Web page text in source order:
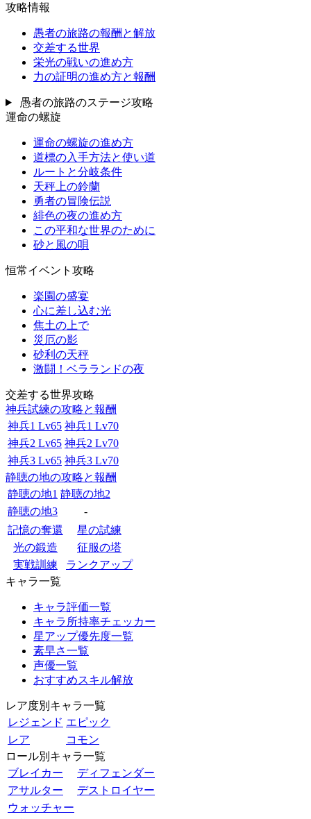
攻略情報
愚者の旅路の報酬と解放
交差する世界
栄光の戦いの進め方
力の証明の進め方と報酬
愚者の旅路のステージ攻略
運命の螺旋
運命の螺旋の進め方
道標の入手方法と使い道
ルートと分岐条件
天秤上の鈴蘭
勇者の冒険伝説
緋色の夜の進め方
この平和な世界のために
砂と風の唄
恒常イベント攻略
楽園の盛宴
心に差し込む光
焦土の上で
災厄の影
砂利の天秤
激闘！ベラランドの夜
交差する世界攻略
神兵試練の攻略と報酬
神兵1 Lv65 神兵1 Lv70
神兵2 Lv65 神兵2 Lv70
神兵3 Lv65 神兵3 Lv70
静聴の地の攻略と報酬
静聴の地1 静聴の地2
静聴の地3
-
記憶の奪還
星の試練
光の鍛造
征服の塔
実戦訓練
ランクアップ
キャラ一覧
キャラ評価一覧
キャラ所持率チェッカー
星アップ優先度一覧
素早さ一覧
声優一覧
おすすめスキル解放
レア度別キャラ一覧
レジェンド エピック
レア
コモン
ロール別キャラ一覧
ブレイカー
ディフェンダー
アサルター
デストロイヤー
ウォッチャー